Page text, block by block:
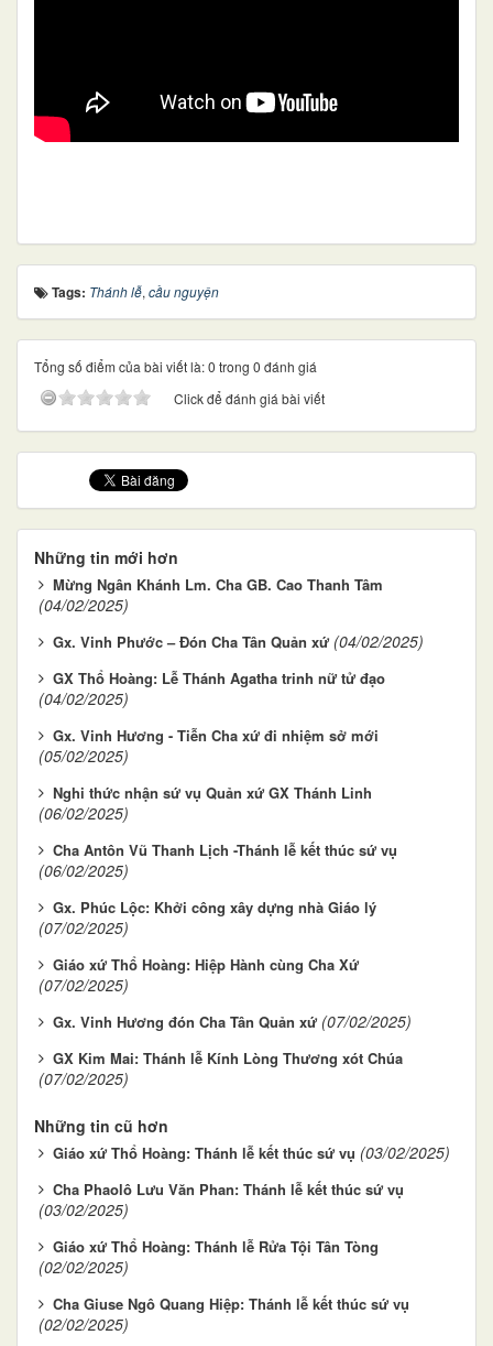
Tags: Thánh lễ, cầu nguyện
Tổng số điểm của bài viết là: 0 trong 0 đánh giá
Click để đánh giá bài viết
Những tin mới hơn
Mừng Ngân Khánh Lm. Cha GB. Cao Thanh Tâm
(04/02/2025)
Gx. Vinh Phước – Đón Cha Tân Quản xứ (04/02/2025)
GX Thổ Hoàng: Lễ Thánh Agatha trinh nữ tử đạo
(04/02/2025)
Gx. Vinh Hương - Tiễn Cha xứ đi nhiệm sở mới
(05/02/2025)
Nghi thức nhận sứ vụ Quản xứ GX Thánh Linh
(06/02/2025)
Cha Antôn Vũ Thanh Lịch -Thánh lễ kết thúc sứ vụ
(06/02/2025)
Gx. Phúc Lộc: Khởi công xây dựng nhà Giáo lý
(07/02/2025)
Giáo xứ Thổ Hoàng: Hiệp Hành cùng Cha Xứ
(07/02/2025)
Gx. Vinh Hương đón Cha Tân Quản xứ (07/02/2025)
GX Kim Mai: Thánh lễ Kính Lòng Thương xót Chúa
(07/02/2025)
Những tin cũ hơn
Giáo xứ Thổ Hoàng: Thánh lễ kết thúc sứ vụ (03/02/2025)
Cha Phaolô Lưu Văn Phan: Thánh lễ kết thúc sứ vụ
(03/02/2025)
Giáo xứ Thổ Hoàng: Thánh lễ Rửa Tội Tân Tòng
(02/02/2025)
Cha Giuse Ngô Quang Hiệp: Thánh lễ kết thúc sứ vụ
(02/02/2025)